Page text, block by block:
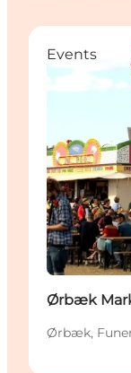
Events
Ørbæk
Ørbæk,